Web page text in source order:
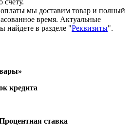
мы доставим товар и полный
время. Актуальные
найдете в разделе "Реквизиты".
кредита
ставка